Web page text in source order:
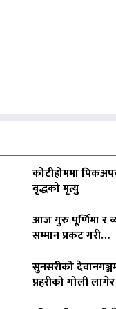
कोटीहोममा
वृद्धको मृत्यु
आज गुरु पूर्णिमा र
सम्मान प्रकट गरी…
सुनसरीको
प्रहरीको गोली